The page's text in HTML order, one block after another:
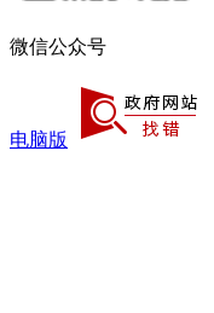
微信公众号
电脑版